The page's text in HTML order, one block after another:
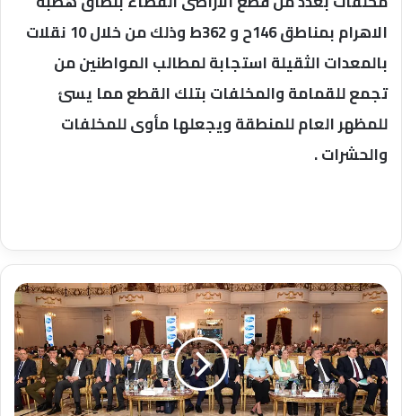
الاهرام بمناطق 146ح و 362ط وذلك من خلال 10 نقلات
بالمعدات الثقيلة استجابة لمطالب المواطنين من
تجمع للقمامة والمخلفات بتلك القطع مما يسئ
للمظهر العام للمنطقة ويجعلها مأوى للمخلفات
والحشرات .
في
افتتاح
مؤتمر
الأهرام
الأول
لصناعة
الدواء